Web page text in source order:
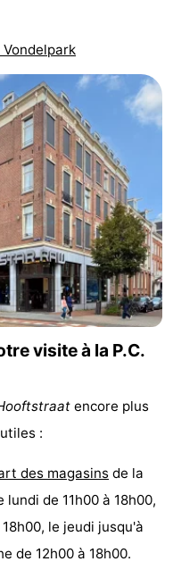
visite à la P.C.
encore plus
:
des magasins de la
de 11h00 à 18h00,
le jeudi jusqu'à
de 12h00 à 18h00.